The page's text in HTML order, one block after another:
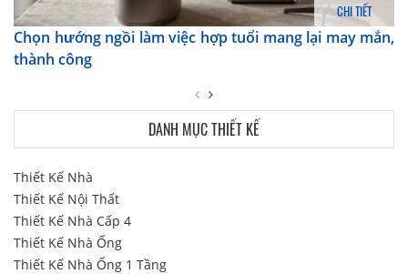
CHI TIẾT
Chọn hướng ngồi làm việc hợp tuổi mang lại may mắn,
thành công
DANH MỤC THIẾT KẾ
Thiết Kế Nhà
Thiết Kế Nội Thất
Thiết Kế Nhà Cấp 4
Thiết Kế Nhà Ống
Thiết Kế Nhà Ống 1 Tầng